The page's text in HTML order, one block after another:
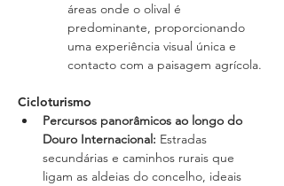
áreas onde o olival é
predominante, proporcionando
uma experiência visual única e
contacto com a paisagem agrícola.
Cicloturismo
Percursos panorâmicos ao longo do
Douro Internacional: Estradas
secundárias e caminhos rurais que
ligam as aldeias do concelho, ideais